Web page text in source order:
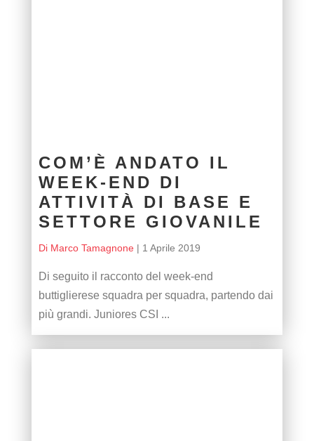
COM’È ANDATO IL
WEEK-END DI
ATTIVITÀ DI BASE E
SETTORE GIOVANILE
Di Marco Tamagnone| 1 Aprile 2019
Di seguito il racconto del week-end
buttiglierese squadra per squadra, partendo dai
più grandi. Juniores CSI ...